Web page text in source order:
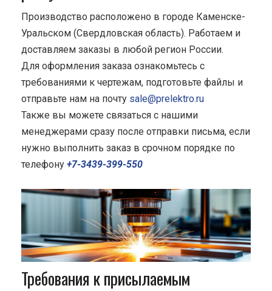
Производство расположено в городе Каменске-
Уральском (Свердловская область). Работаем и
доставляем заказы в любой регион России.
Для оформления заказа ознакомьтесь с
требованиями к чертежам, подготовьте файлы и
отправьте нам на почту sale@prelektro.ru
Также вы можете связаться с нашими
менеджерами сразу после отправки письма, если
нужно выполнить заказ в срочном порядке по
телефону +7-3439-399-550
Требования к присылаемым